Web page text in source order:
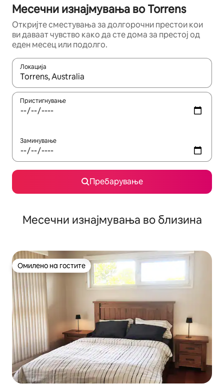
Месечни изнајмувања во Torrens
Откријте сместувања за долгорочни престои кои
ви даваат чувство како да сте дома за престој од
еден месец или подолго.
Локација
Кога резултатите се достапни, движете се со копчињата
Пристигнување
Заминување
Пребарување
Месечни изнајмувања во близина
Омилено на гостите
Омилено на гостите